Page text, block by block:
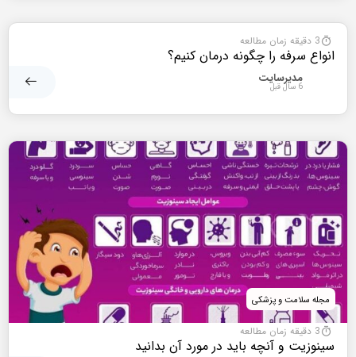
3 دقیقه زمان مطالعه
انواع سرفه را چگونه درمان کنیم؟
مدیرسایت
6 سال قبل
مجله سلامت و پزشکی
3 دقیقه زمان مطالعه
سینوزیت و آنچه باید در مورد آن بدانید